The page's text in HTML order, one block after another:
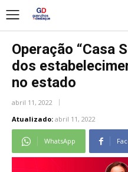
Operação “Casa
dos
no estado
abril 11, 2022
Atualizado: abril 11, 2022
WhatsApp